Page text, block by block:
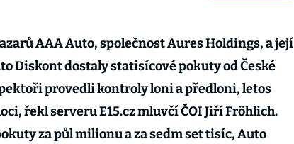
AAA Auto, společnost Aures Holdings, a její
Diskont dostaly statisícové pokuty od České
provedli kontroly loni a předloni, letos
řekl serveru E15.cz mluvčí ČOI Jiří Fröhlich.
za půl milionu a za sedm set tisíc, Auto